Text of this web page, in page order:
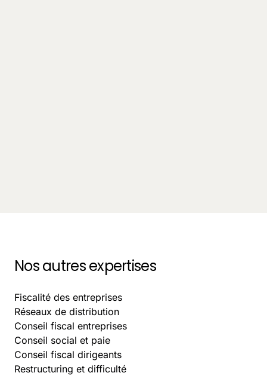
Nos autres expertises
Fiscalité des entreprises
Réseaux de distribution
Conseil fiscal entreprises
Conseil social et paie
Conseil fiscal dirigeants
Restructuring et difficulté